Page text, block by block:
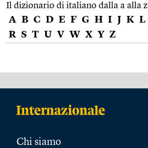
Il dizionario di italiano dalla a alla z
A B C D E F G H I J K L
R S T U V W X Y Z
Chi siamo